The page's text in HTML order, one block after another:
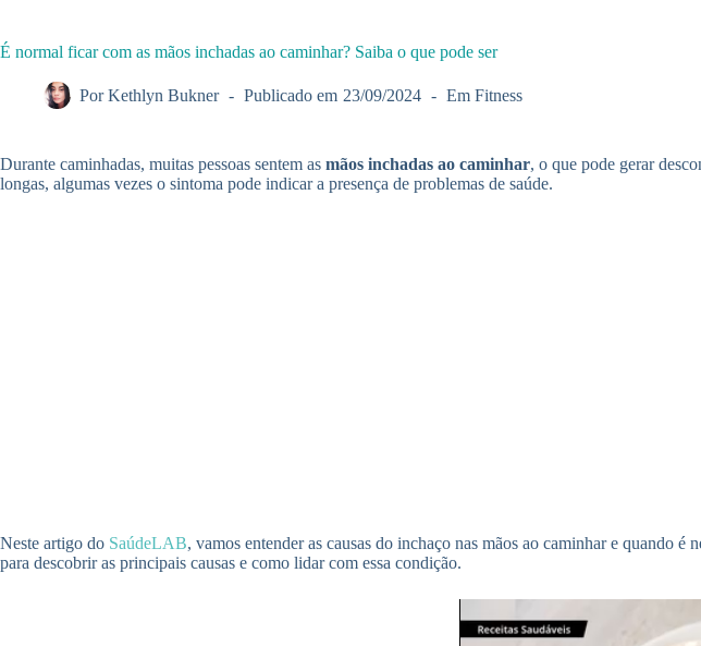
É normal ficar com as mãos inchadas ao caminhar? Saiba o que pode ser
Por Kethlyn Bukner Publicado em 23/09/2024 Em Fitness
Durante caminhadas, muitas pessoas sentem as mãos inchadas ao caminhar, o que pode gerar
longas, algumas vezes o sintoma pode indicar a presença de problemas de saúde.
Neste artigo do SaúdeLAB, vamos entender as causas do inchaço nas mãos ao caminhar e quando
para descobrir as principais causas e como lidar com essa condição.